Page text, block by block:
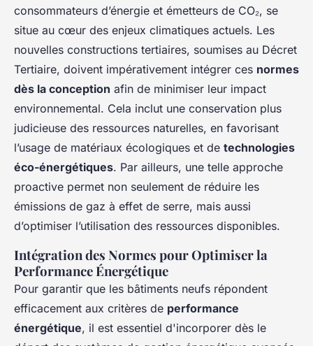
consommateurs d’énergie et émetteurs de CO₂, se
situe au cœur des enjeux climatiques actuels. Les
nouvelles constructions tertiaires, soumises au Décret
Tertiaire, doivent impérativement intégrer ces normes
dès la conception afin de minimiser leur impact
environnemental. Cela inclut une conservation plus
judicieuse des ressources naturelles, en favorisant
l’usage de matériaux écologiques et de technologies
éco-énergétiques. Par ailleurs, une telle approche
proactive permet non seulement de réduire les
émissions de gaz à effet de serre, mais aussi
d’optimiser l’utilisation des ressources disponibles.
Intégration des Normes pour Optimiser la
Performance Énergétique
Pour garantir que les bâtiments neufs répondent
efficacement aux critères de performance
énergétique, il est essentiel d'incorporer dès le